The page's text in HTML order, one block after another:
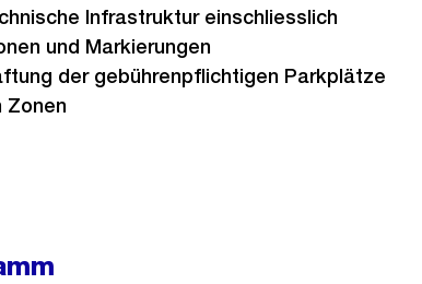
Infrastruktur einschliesslich
und Markierungen
der gebührenpflichtigen Parkplätze
Zonen